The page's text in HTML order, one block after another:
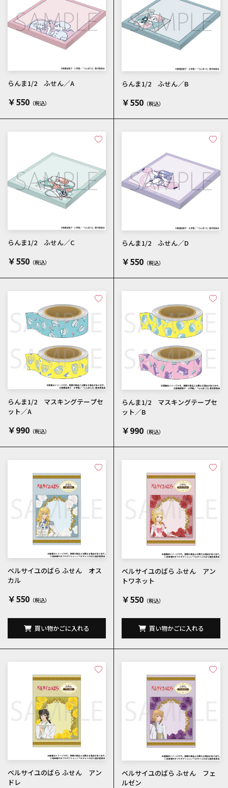
らんま1/2 ふせん／A
￥550
らんま1/2 ふせん／B
￥550
らんま1/2 ふせん／C
￥550
らんま1/2 ふせん／D
￥550
らんま1/2 マスキングテープセ
ット／A
￥990
らんま1/2 マスキングテープセ
ット／B
￥990
ベルサイユのばら ふせん オス
カル
￥550
買い物かごに入れる
ベルサイユのばら ふせん アン
トワネット
￥550
買い物かごに入れる
ベルサイユのばら ふせん アン
ドレ
ベルサイユのばら ふせん フェ
ルゼン